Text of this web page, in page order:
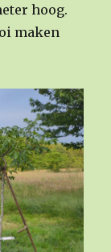
hoog.
maken